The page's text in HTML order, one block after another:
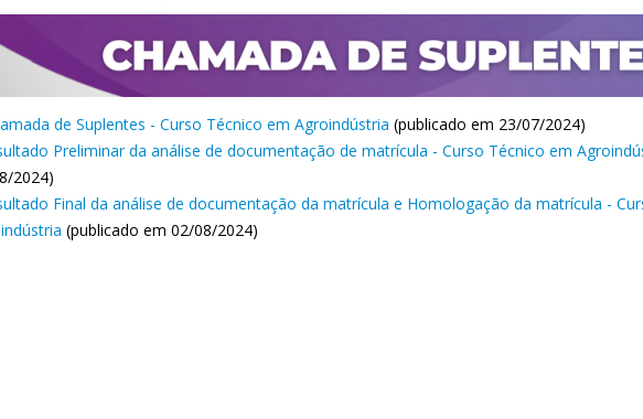
de Suplentes - Curso Técnico em Agroindústria (publicado em 23/07/2024)
Preliminar da análise de documentação de matrícula - Curso Técnico em
2024)
Final da análise de documentação da matrícula e Homologação da matrícula -
(publicado em 02/08/2024)